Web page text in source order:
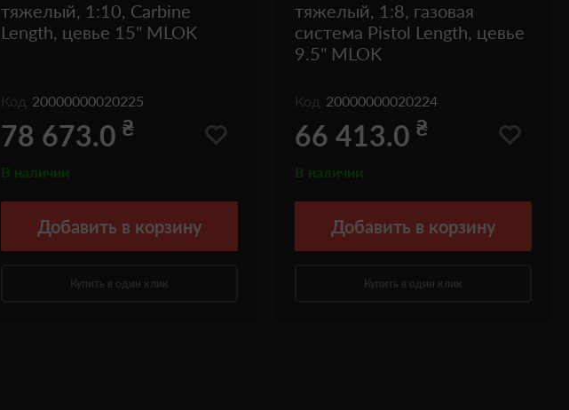
тяжелый, 1:10, Carbine
Length, цевье 15" MLOK
Код 20000000020225
78 673.0 ₴
В наличии
Добавить в корзину
Купить в один клик
тяжелый, 1:8, газовая
система Pistol Length, цевье
9.5" MLOK
Код 20000000020224
66 413.0 ₴
В наличии
Добавить в корзину
Купить в один клик